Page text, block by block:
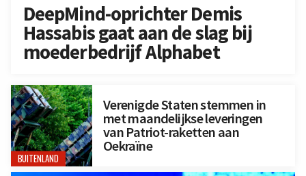
DeepMind-oprichter Demis
Hassabis gaat aan de slag bij
moederbedrijf Alphabet
BUITENLAND
Verenigde Staten stemmen in
met maandelijkse leveringen
van Patriot-raketten aan
Oekraïne